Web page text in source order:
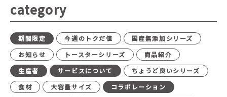
category
期間限定 今週のトクだ値
国産無添加シリーズ
お知らせ
トースターシリーズ
商品紹介
生産者
サービスについて
ちょうど良いシリーズ
食材
大容量サイズ
コラボレーション